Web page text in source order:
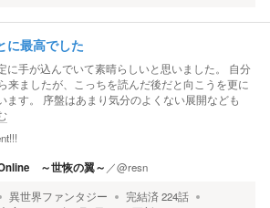
に最高でした
に手が込んでいて素晴らしいと思いました。 自分
来ましたが、こっちを読んだ後だと向こうを更に
ます。 序盤はあまり気分のよくない展開なども
～世恢の翼～ ／@resn
異世界ファンタジー 完結済224話